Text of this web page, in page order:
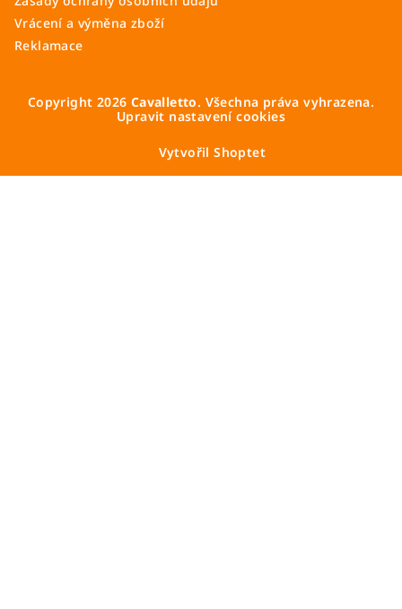
Vrácení a výměna zboží
Reklamace
Copyright 2026 Cavalletto. Všechna práva vyhrazena.
Upravit nastavení cookies
Vytvořil Shoptet